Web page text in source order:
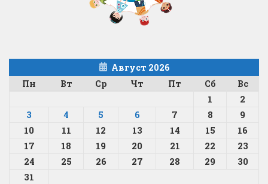
Август 2026
Пн
Вт Ср Чт Пт Сб Вс
1
2
3
4 5 6 7 8
9
10
11 12 13 14 15
16
17
18 19 20 21 22
23
24
25 26 27 28 29
30
31